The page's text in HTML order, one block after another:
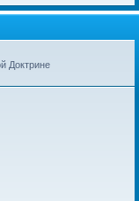
Доктрине